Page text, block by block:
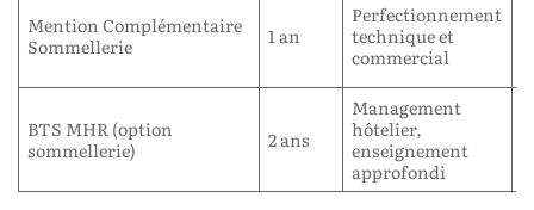
Mention Complémentaire
Sommellerie
1 an
Perfectionnement
technique et
commercial
BTS MHR (option
sommellerie)
2 ans
Management
hôtelier,
enseignement
approfondi